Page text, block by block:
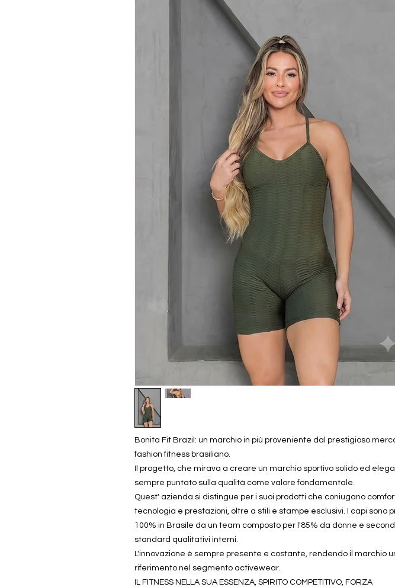
Bonita Fit Brazil: un marchio in più proveniente dal prestigioso
fashion fitness brasiliano.
Il progetto, che mirava a creare un marchio sportivo solido ed
sempre puntato sulla qualità come valore fondamentale.
Quest' azienda si distingue per i suoi prodotti che coniugano
tecnologia e prestazioni, oltre a stili e stampe esclusivi. I capi sono
100% in Brasile da un team composto per l'85% da donne e
standard qualitativi interni.
L'innovazione è sempre presente e costante, rendendo il marchio
riferimento nel segmento activewear.
IL FITNESS NELLA SUA ESSENZA, SPIRITO COMPETITIVO, FORZA